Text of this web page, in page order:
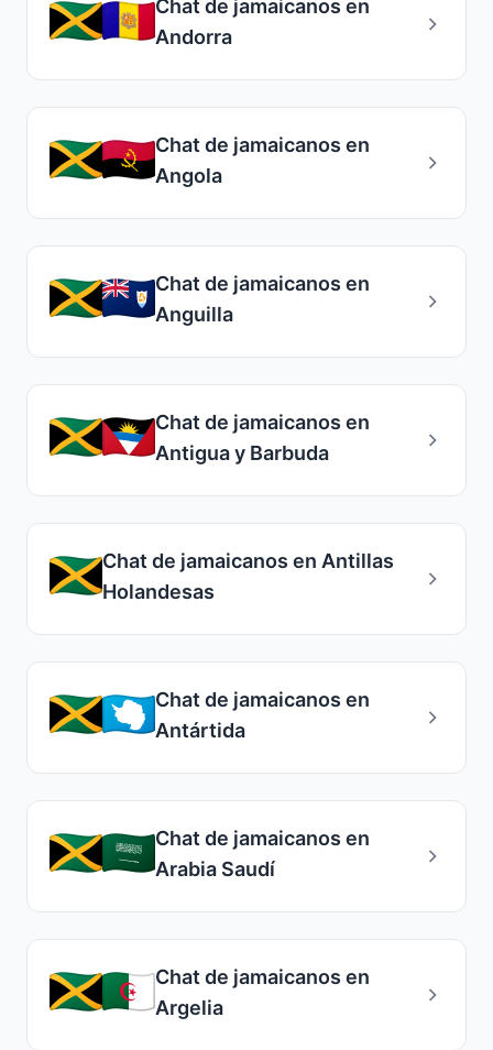
Chat de jamaicanos en
Andorra
Chat de jamaicanos en
Angola
Chat de jamaicanos en
Anguilla
Chat de jamaicanos en
Antigua y Barbuda
Chat de jamaicanos en Antillas
Holandesas
Chat de jamaicanos en
Antártida
Chat de jamaicanos en
Arabia Saudí
Chat de jamaicanos en
Argelia